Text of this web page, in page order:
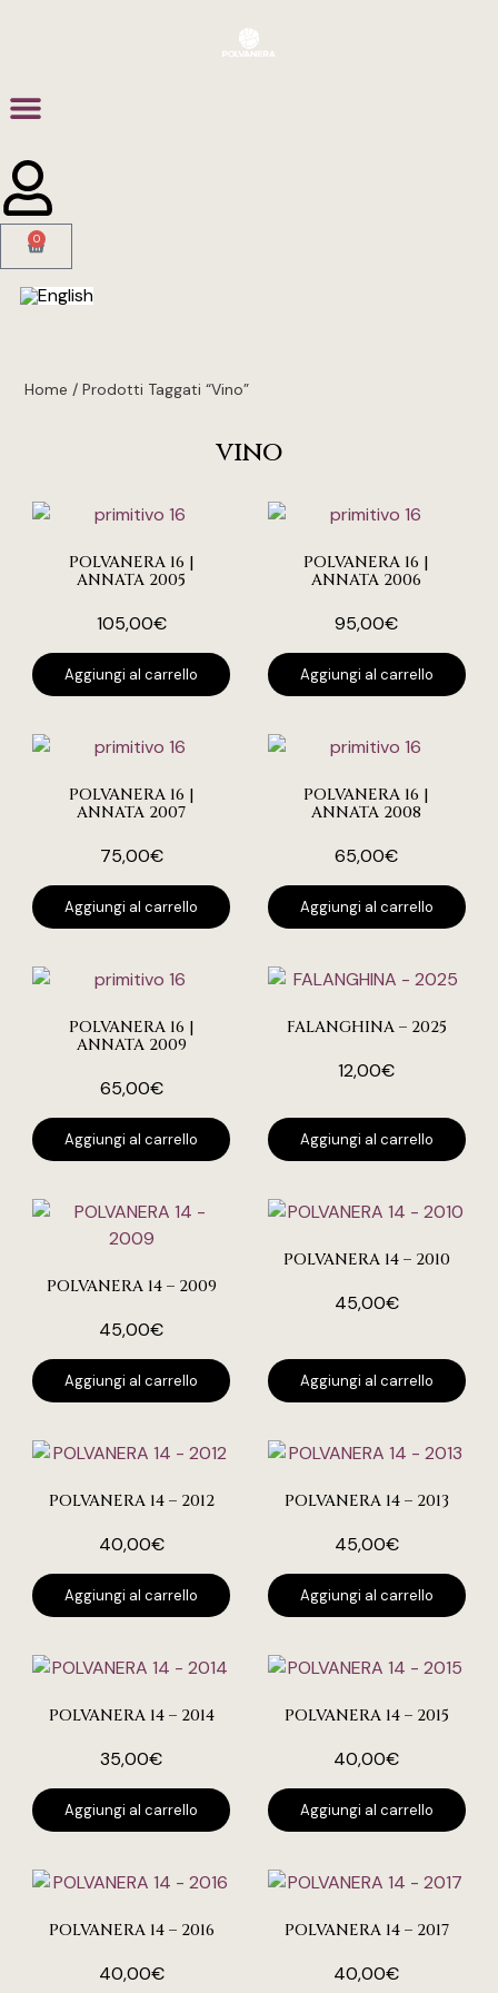
0
Home / Prodotti Taggati “vino”
vino
POLVANERA 16 |
ANNATA 2005
105,00€
Aggiungi al carrello
POLVANERA 16 |
ANNATA 2006
95,00€
Aggiungi al carrello
POLVANERA 16 |
ANNATA 2007
75,00€
Aggiungi al carrello
POLVANERA 16 |
ANNATA 2008
65,00€
Aggiungi al carrello
POLVANERA 16 |
ANNATA 2009
65,00€
Aggiungi al carrello
FALANGHINA – 2025
12,00€
Aggiungi al carrello
POLVANERA 14 – 2009
45,00€
Aggiungi al carrello
POLVANERA 14 – 2010
45,00€
Aggiungi al carrello
POLVANERA 14 – 2012
40,00€
Aggiungi al carrello
POLVANERA 14 – 2013
45,00€
Aggiungi al carrello
POLVANERA 14 – 2014
35,00€
Aggiungi al carrello
POLVANERA 14 – 2015
40,00€
Aggiungi al carrello
POLVANERA 14 – 2016
40,00€
POLVANERA 14 – 2017
40,00€